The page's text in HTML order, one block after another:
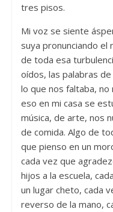
tres pisos.
Mi voz se siente
suya pronunciando el
de toda esa
oídos, las palabras
lo que nos faltaba,
eso en mi casa se
música, de arte, nos
de comida. Algo de
que pienso en un
cada vez que
hijos a la escuela,
un lugar cheto, cada
reverso de la mano,